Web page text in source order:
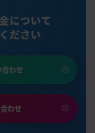
について
ださい
わせ
わせ